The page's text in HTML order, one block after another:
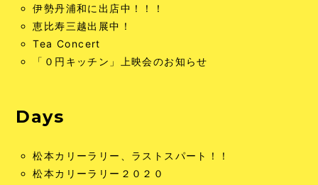
伊勢丹浦和に出店中！！！
恵比寿三越出展中！
Tea Concert
「０円キッチン」上映会のお知らせ
Days
松本カリーラリー、ラストスパート！！
松本カリーラリー２０２０